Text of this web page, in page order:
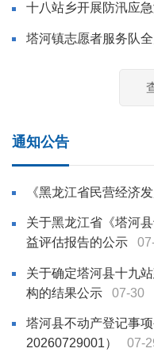
十八站乡开展防汛应
塔河镇志愿者服务队
通知公告
《黑龙江省民营经济
关于黑龙江省《塔河
益评估报告的公示
关于确定塔河县十九
构的结果公示
07-30
塔河县不动产登记事
20260729001）
07-